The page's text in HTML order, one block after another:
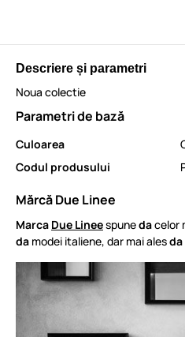
Descriere și parametri
Noua colectie
Parametri de bază
Culoarea
Codul produsului
Mărcă Due Linee
Marca Due Lineespunedacelor
da modei italiene, dar mai alesda